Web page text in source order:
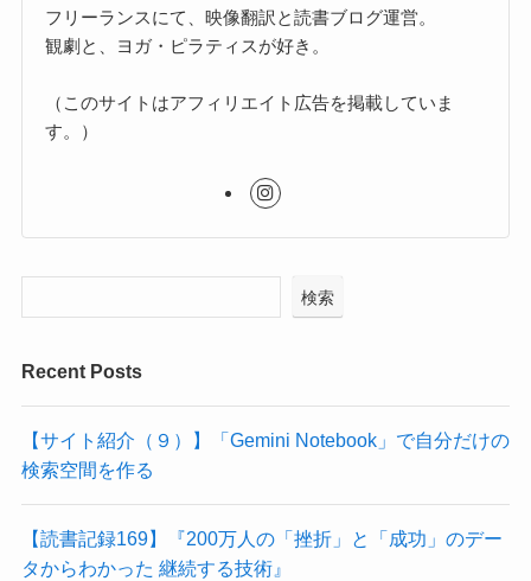
フリーランスにて、映像翻訳と読書ブログ運営。
観劇と、ヨガ・ピラティスが好き。
（このサイトはアフィリエイト広告を掲載していま
す。）
検索
Recent Posts
【サイト紹介（９）】「Gemini Notebook」で自分だけの
検索空間を作る
【読書記録169】『200万人の「挫折」と「成功」のデー
タからわかった 継続する技術』